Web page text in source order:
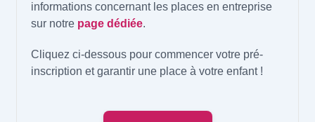
informations concernant les places en entreprise
sur notre page dédiée.
Cliquez ci-dessous pour commencer votre pré-
inscription et garantir une place à votre enfant !